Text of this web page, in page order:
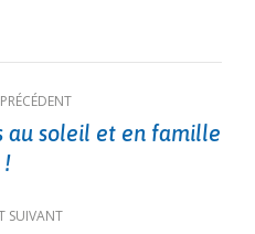
Onglet
précédent
au soleil et en famille
!
SUIVANT